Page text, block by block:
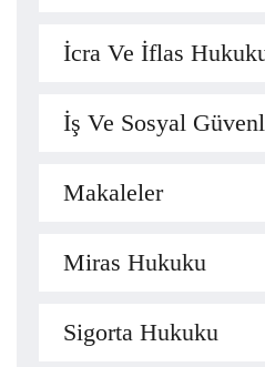
İcra Ve İflas
İş Ve Sosyal
Makaleler
Miras Hukuku
Sigorta Hukuku